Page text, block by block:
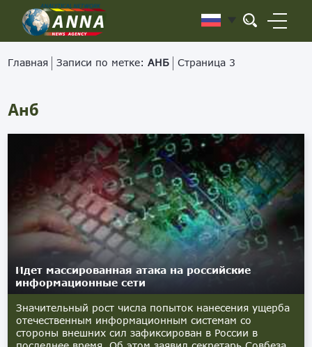
Главная Записи по метке:АНБ Страница 3
Анб
Идет массированная атака на российские
информационные сети
Значительный рост числа попыток нанесения ущерба
отечественным информационным системам со
стороны внешних сил зафиксирован в России в